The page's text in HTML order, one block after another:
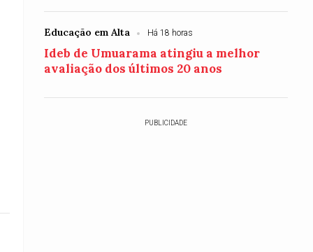
Educação em Alta Há 18 horas
Ideb de Umuarama atingiu a melhor
avaliação dos últimos 20 anos
PUBLICIDADE